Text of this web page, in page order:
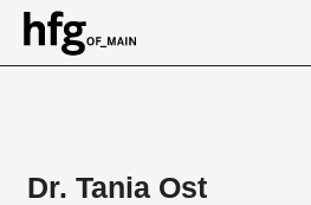
Dr. Tania Ost